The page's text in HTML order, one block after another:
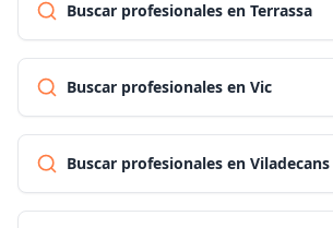
Buscar profesionales en Terrassa
Buscar profesionales en Vic
Buscar profesionales en Viladecans